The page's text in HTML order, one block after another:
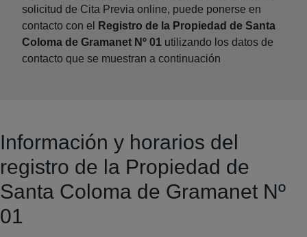
solicitud de Cita Previa online, puede ponerse en
contacto con el
Registro de la Propiedad de Santa
Coloma de Gramanet Nº 01 utilizando los datos de
contacto que se muestran a continuación
Información y horarios del
registro de la Propiedad de
Santa Coloma de Gramanet Nº
01